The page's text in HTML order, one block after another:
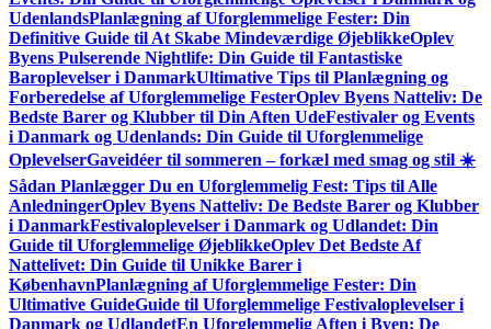
UdenlandsPlanlægning af Uforglemmelige Fester: Din
Definitive Guide til At Skabe Mindeværdige ØjeblikkeOplev
Byens Pulserende Nightlife: Din Guide til Fantastiske
Baroplevelser i DanmarkUltimative Tips til Planlægning og
Forberedelse af Uforglemmelige FesterOplev Byens Natteliv: De
Bedste Barer og Klubber til Din Aften UdeFestivaler og Events
i Danmark og Udenlands: Din Guide til Uforglemmelige
OplevelserGaveidéer til sommeren – forkæl med smag og stil ☀️
Sådan Planlægger Du en Uforglemmelig Fest: Tips til Alle
AnledningerOplev Byens Natteliv: De Bedste Barer og Klubber
i DanmarkFestivaloplevelser i Danmark og Udlandet: Din
Guide til Uforglemmelige ØjeblikkeOplev Det Bedste Af
Nattelivet: Din Guide til Unikke Barer i
KøbenhavnPlanlægning af Uforglemmelige Fester: Din
Ultimative GuideGuide til Uforglemmelige Festivaloplevelser i
Danmark og UdlandetEn Uforglemmelig Aften i Byen: De